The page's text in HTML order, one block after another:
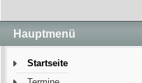
Hauptmenü
Startseite